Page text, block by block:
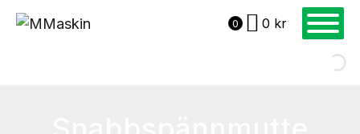
0 0 kr